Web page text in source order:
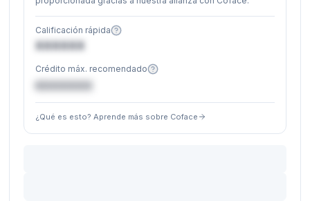
Calificación rápida
XXXXXX
Crédito máx. recomendado
€XXXXXX
¿Qué es esto? Aprende más sobre Coface